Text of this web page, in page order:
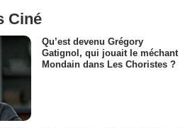
Ciné
Qu’est devenu Grégory
Gatignol, qui jouait le méchant
Mondain dans Les Choristes ?